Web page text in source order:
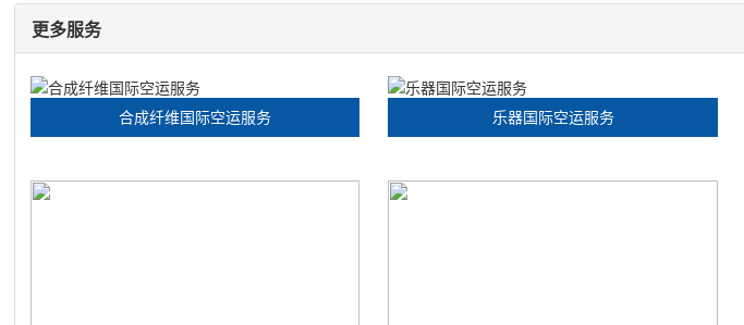
更多服务
合成纤维国际空运服务 乐器国际空运服务